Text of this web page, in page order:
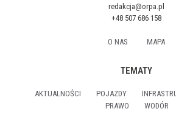
redakcja@orpa.pl
+48 507 686 158
O NAS MAPA
TEMATY
AKTUALNOŚCI POJAZDY
PRAWO
WODÓR